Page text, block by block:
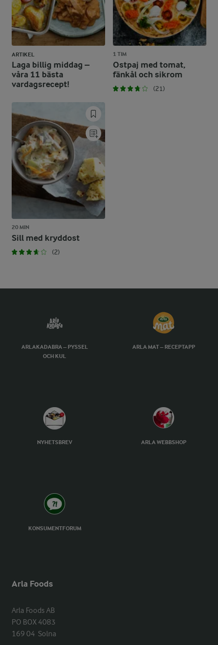
ARTIKEL
Laga billig middag –
våra 11 bästa
vardagsrecept!
1 TIM
Ostpaj med tomat,
fänkål och sikrom
(21)
20 MIN
Sill med kryddost
(2)
ARLAKADABRA – PYSSEL
OCH KUL
ARLA MAT – RECEPTAPP
NYHETSBREV ARLA WEBBSHOP
KONSUMENTFORUM
Arla Foods
Arla Foods AB
PO BOX 4083
169 04  Solna